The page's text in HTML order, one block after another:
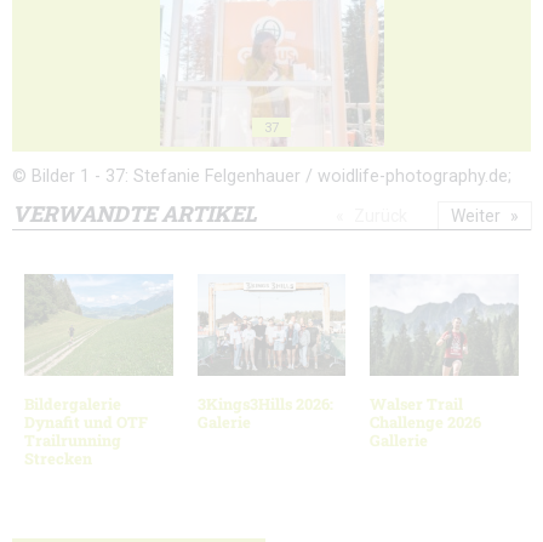
37
© Bilder 1 - 37: Stefanie Felgenhauer / woidlife-photography.de;
VERWANDTE ARTIKEL
Bildergalerie
Dynafit und OTF
Trailrunning
Strecken
3Kings3Hills 2026:
Galerie
Walser Trail
Challenge 2026
Gallerie
Weiter